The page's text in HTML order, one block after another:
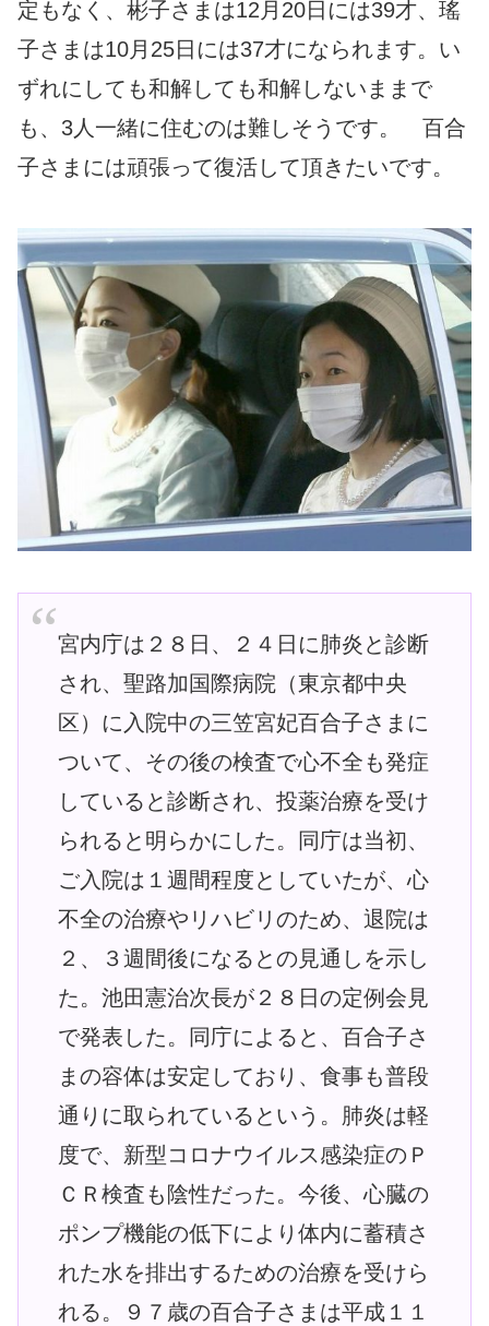
定もなく、彬子さまは12月20日には39才、瑤
子さまは10月25日には37才になられます。い
ずれにしても和解しても和解しないままで
も、3人一緒に住むのは難しそうです。 百合
子さまには頑張って復活して頂きたいです。
宮内庁は２８日、２４日に肺炎と診断
され、聖路加国際病院（東京都中央
区）に入院中の三笠宮妃百合子さまに
ついて、その後の検査で心不全も発症
していると診断され、投薬治療を受け
られると明らかにした。同庁は当初、
ご入院は１週間程度としていたが、心
不全の治療やリハビリのため、退院は
２、３週間後になるとの見通しを示し
た。池田憲治次長が２８日の定例会見
で発表した。同庁によると、百合子さ
まの容体は安定しており、食事も普段
通りに取られているという。肺炎は軽
度で、新型コロナウイルス感染症のＰ
ＣＲ検査も陰性だった。今後、心臓の
ポンプ機能の低下により体内に蓄積さ
れた水を排出するための治療を受けら
れる。９７歳の百合子さまは平成１１